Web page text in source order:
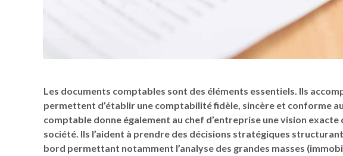
Les documents comptables sont des éléments essentiels. Ils
permettent d’établir une comptabilité fidèle, sincère et conforme
comptable donne également au chef d’entreprise une vision exacte
société. Ils l’aident à prendre des décisions stratégiques
bord permettant notamment l’analyse des grandes masses